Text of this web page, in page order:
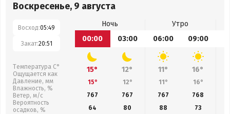
Воскресенье, 9 августа
Восход:05:49
Закат:20:51
Температура С°
Ощущается как
Давление, мм
Влажность, %
Ветер, м/с
Вероятность
осадков, %
Ночь
Утро
00:00
03:00 06:00 09:00
15° 12° 11° 16°
15° 12° 11° 16°
767
767 767 768
64
80 88 73